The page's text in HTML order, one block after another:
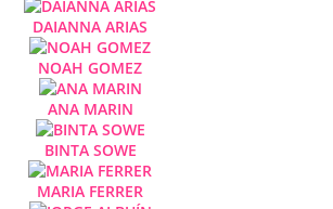
DAIANNA ARIAS
NOAH GOMEZ
ANA MARIN
BINTA SOWE
MARIA FERRER